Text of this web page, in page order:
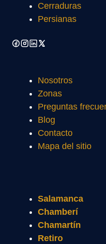
Cerraduras
Persianas
Nosotros
Zonas
Preguntas
Blog
Contacto
Mapa del sitio
Salamanca
Chamberí
Chamartín
Retiro